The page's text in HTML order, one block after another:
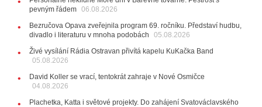
kláves
28.07.2026
15:51
Koncert legendárních Judas Priest se blíží. Zbývá
27.07.2026
držitelka Ceny Thálie za celoživotní mistrovství
Kirschner, návštěvníci nově zaplatí už jen pomocí čipů
pevným řádem 06.08.2026
Bezručova Opava zveřejnila program 69. ročníku. Představí hudbu,
divadlo i literaturu v mnoha podobách
05.08.2026
Živé vysílání Rádia Ostravan přivítá kapelu KuKačka Band
05.08.2026
David Koller se vrací, tentokrát zahraje v Nové Osmičce
04.08.2026
Plachetka, Katta i světové projekty. Do zahájení Svatováclavského